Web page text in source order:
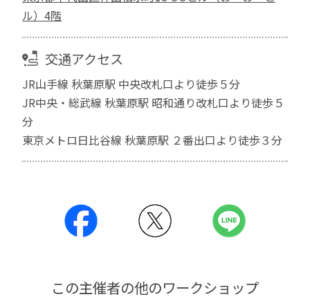
ル）4階
交通アクセス
JR山手線 秋葉原駅 中央改札口より徒歩５分
JR中央・総武線 秋葉原駅 昭和通り改札口より徒歩５
分
東京メトロ日比谷線 秋葉原駅 ２番出口より徒歩３分
この主催者の他のワークショップ